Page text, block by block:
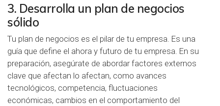
3. Desarrolla un plan de negocios
sólido
Tu plan de negocios es el pilar de tu empresa. Es una
guía que define el ahora y futuro de tu empresa. En su
preparación, asegúrate de abordar factores externos
clave que afectan lo afectan, como avances
tecnológicos, competencia, fluctuaciones
económicas, cambios en el comportamiento del